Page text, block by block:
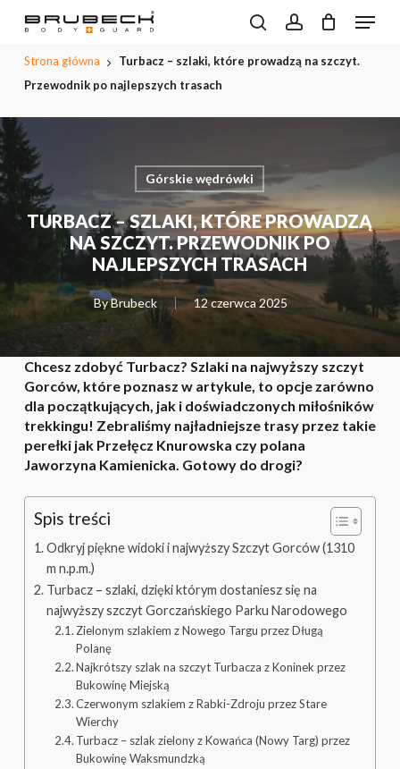
głównej
Wyszukiwarka
Menu
Strona główna
Turbacz – szlaki, które prowadzą na szczyt.
Przewodnik po najlepszych trasach
Górskie wędrówki
TURBACZ – SZLAKI, KTÓRE PROWADZĄ
NA SZCZYT. PRZEWODNIK PO
NAJLEPSZYCH TRASACH
ByBrubeck 12 czerwca 2025
Chcesz zdobyć Turbacz? Szlaki na najwyższy szczyt
Gorców, które poznasz w artykule, to opcje zarówno
dla początkujących, jak i doświadczonych miłośników
trekkingu! Zebraliśmy najładniejsze trasy przez takie
perełki jak Przełęcz Knurowska czy polana
Jaworzyna Kamienicka. Gotowy do drogi?
Spis treści
Odkryj piękne widoki i najwyższy Szczyt Gorców (1310
m n.p.m.)
Turbacz – szlaki, dzięki którym dostaniesz się na
najwyższy szczyt Gorczańskiego Parku Narodowego
Zielonym szlakiem z Nowego Targu przez Długą
Polanę
Najkrótszy szlak na szczyt Turbacza z Koninek przez
Bukowinę Miejską
Czerwonym szlakiem z Rabki-Zdroju przez Stare
Wierchy
Turbacz – szlak zielony z Kowańca (Nowy Targ) przez
Bukowinę Waksmundzką